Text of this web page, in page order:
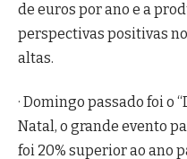
de euros por ano e a
perspectivas positivas
altas.
· Domingo passado foi o
Natal, o grande evento
foi 20% superior ao ano